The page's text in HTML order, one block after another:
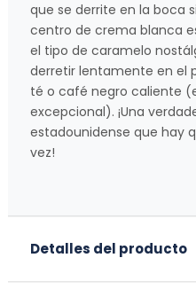
que se derrite en la boca
centro de crema blanca
el tipo de caramelo
derretir lentamente en el
té o café negro caliente
excepcional). ¡Una
estadounidense que hay
vez!
Detalles del producto